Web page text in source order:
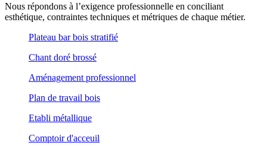
Nous répondons à l’exigence professionnelle en conciliant
esthétique, contraintes techniques et métriques de chaque métier.
Plateau bar bois stratifié
Chant doré brossé
Aménagement professionnel
Plan de travail bois
Etabli métallique
Comptoir d'acceuil